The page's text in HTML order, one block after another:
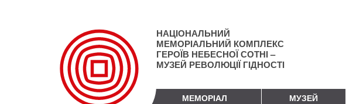
НАЦІОНАЛЬНИЙ
МЕМОРІАЛЬНИЙ КОМПЛЕКС
ГЕРОЇВ НЕБЕСНОЇ СОТНІ –
МУЗЕЙ РЕВОЛЮЦІЇ ГІДНОСТІ
МЕМОРІАЛ МУЗЕЙ